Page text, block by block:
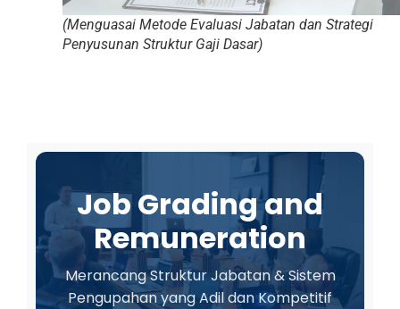
(Menguasai Metode Evaluasi Jabatan dan Strategi
Penyusunan Struktur Gaji Dasar)
Job Grading and
Remuneration
Merancang Struktur Jabatan & Sistem
Pengupahan yang Adil dan Kompetitif